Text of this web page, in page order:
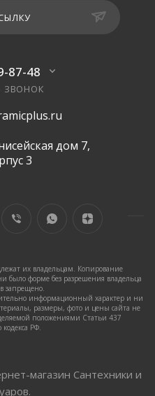
87-48
ЗВОНОК
дом 7,
3
их владельцам. Копирование
было форме без разрешения владельца
запрещено.
информационный характер и ни
размеры, фото и цены сайта не
положениями Статьи 437
кодекса РФ.
магазин Сантехники и